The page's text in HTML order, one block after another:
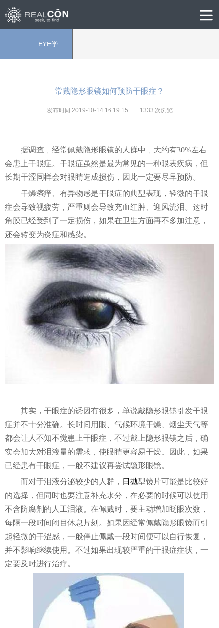
EYE学
常戴隐形眼镜如何预防干眼症？
发布时间:2019-10-14 16:19:15 1333 次浏览
据调查，经常佩戴隐形眼镜的人群中，大约有30%左右
会患上干眼症。干眼症虽然是最为常见的一种眼表疾病，但
长期干涩同样会对眼睛造成损伤，因此一定要尽早预防。
干燥瘙痒、有异物感是干眼症的典型表现，轻微的干眼
症会导致视疲劳，严重则会导致充血红肿、迎风流泪。这时
角膜已经受到了一定损伤，如果在卫生方面再不多加注意，
还会转变为炎症和感染。
其实，干眼症的诱因有很多，单说戴隐形眼镜引发干眼
症并不十分准确。长时间用眼、气候环境干燥、烟尘天气等
都会让人不知不觉患上干眼症，不过戴上隐形眼镜之后，确
实会加大对泪液量的需求，使眼睛更容易干燥。因此，如果
已经患有干眼症，一般不建议再尝试隐形眼镜。
而对于泪液分泌较少的人群， 日抛型镜片可能是比较好
的选择，但同时也要注意补充水分，在必要的时候可以使用
不含防腐剂的人工泪液。在佩戴时，要主动增加眨眼次数，
每隔一段时间闭目休息片刻。如果因经常佩戴隐形眼镜而引
起轻微的干涩感，一般停止佩戴一段时间便可以自行恢复，
并不影响继续使用。不过如果出现较严重的干眼症症状，一
定要及时进行治疗。